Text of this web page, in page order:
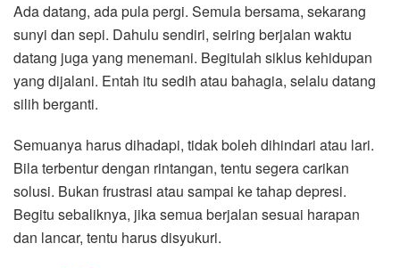
Ada datang, ada pula pergi. Semula bersama, sekarang
sunyi dan sepi. Dahulu sendiri, seiring berjalan waktu
datang juga yang menemani. Begitulah siklus kehidupan
yang dijalani. Entah itu sedih atau bahagia, selalu datang
silih berganti.
Semuanya harus dihadapi, tidak boleh dihindari atau lari.
Bila terbentur dengan rintangan, tentu segera carikan
solusi. Bukan frustrasi atau sampai ke tahap depresi.
Begitu sebaliknya, jika semua berjalan sesuai harapan
dan lancar, tentu harus disyukuri.